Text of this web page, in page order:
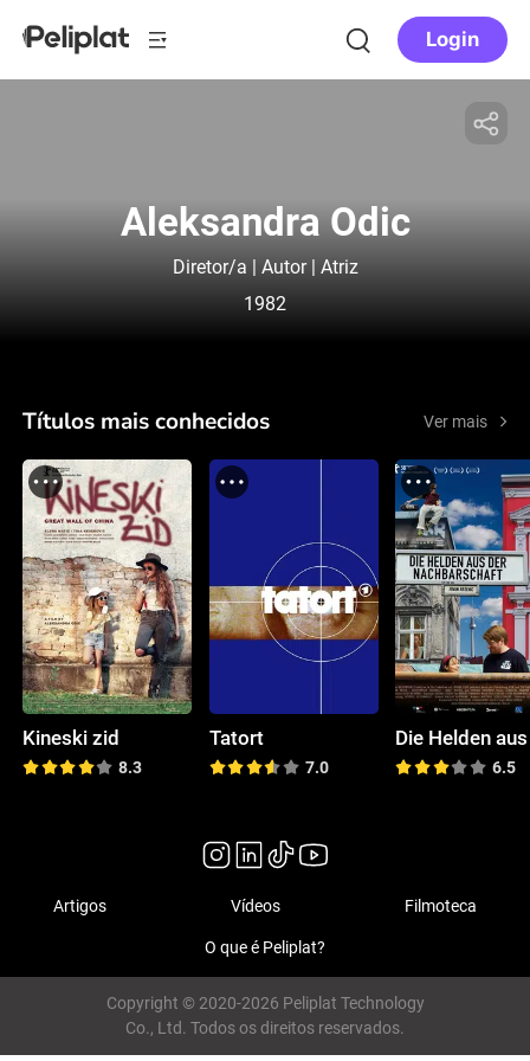
Login
Aleksandra Odic
Diretor/a | Autor | Atriz
1982
Títulos mais conhecidos Ver mais
Kineski zid
8.3
Tatort
7.0 6.5
Artigos Vídeos Filmoteca
O que é Peliplat?
Copyright © 2020-2026 Peliplat Technology
Co., Ltd. Todos os direitos reservados.